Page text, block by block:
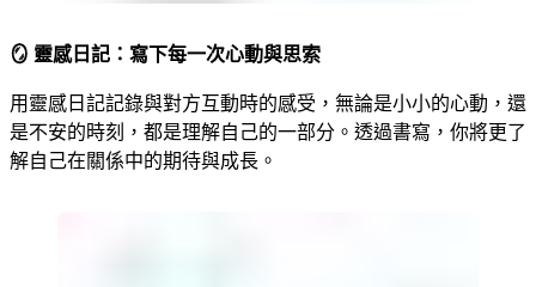
🪞 靈感日記：寫下每一次心動與思索
用靈感日記記錄與對方互動時的感受，無論是小小的心動，還
是不安的時刻，都是理解自己的一部分。透過書寫，你將更了
解自己在關係中的期待與成長。